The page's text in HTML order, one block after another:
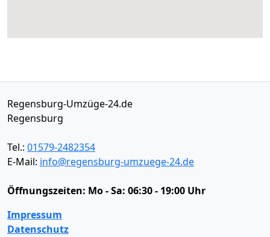
Regensburg-Umzüge-24.de
Regensburg
Tel.: 01579-2482354
E-Mail: info@regensburg-umzuege-24.de
Öffnungszeiten: Mo - Sa: 06:30 - 19:00 Uhr
Impressum
Datenschutz